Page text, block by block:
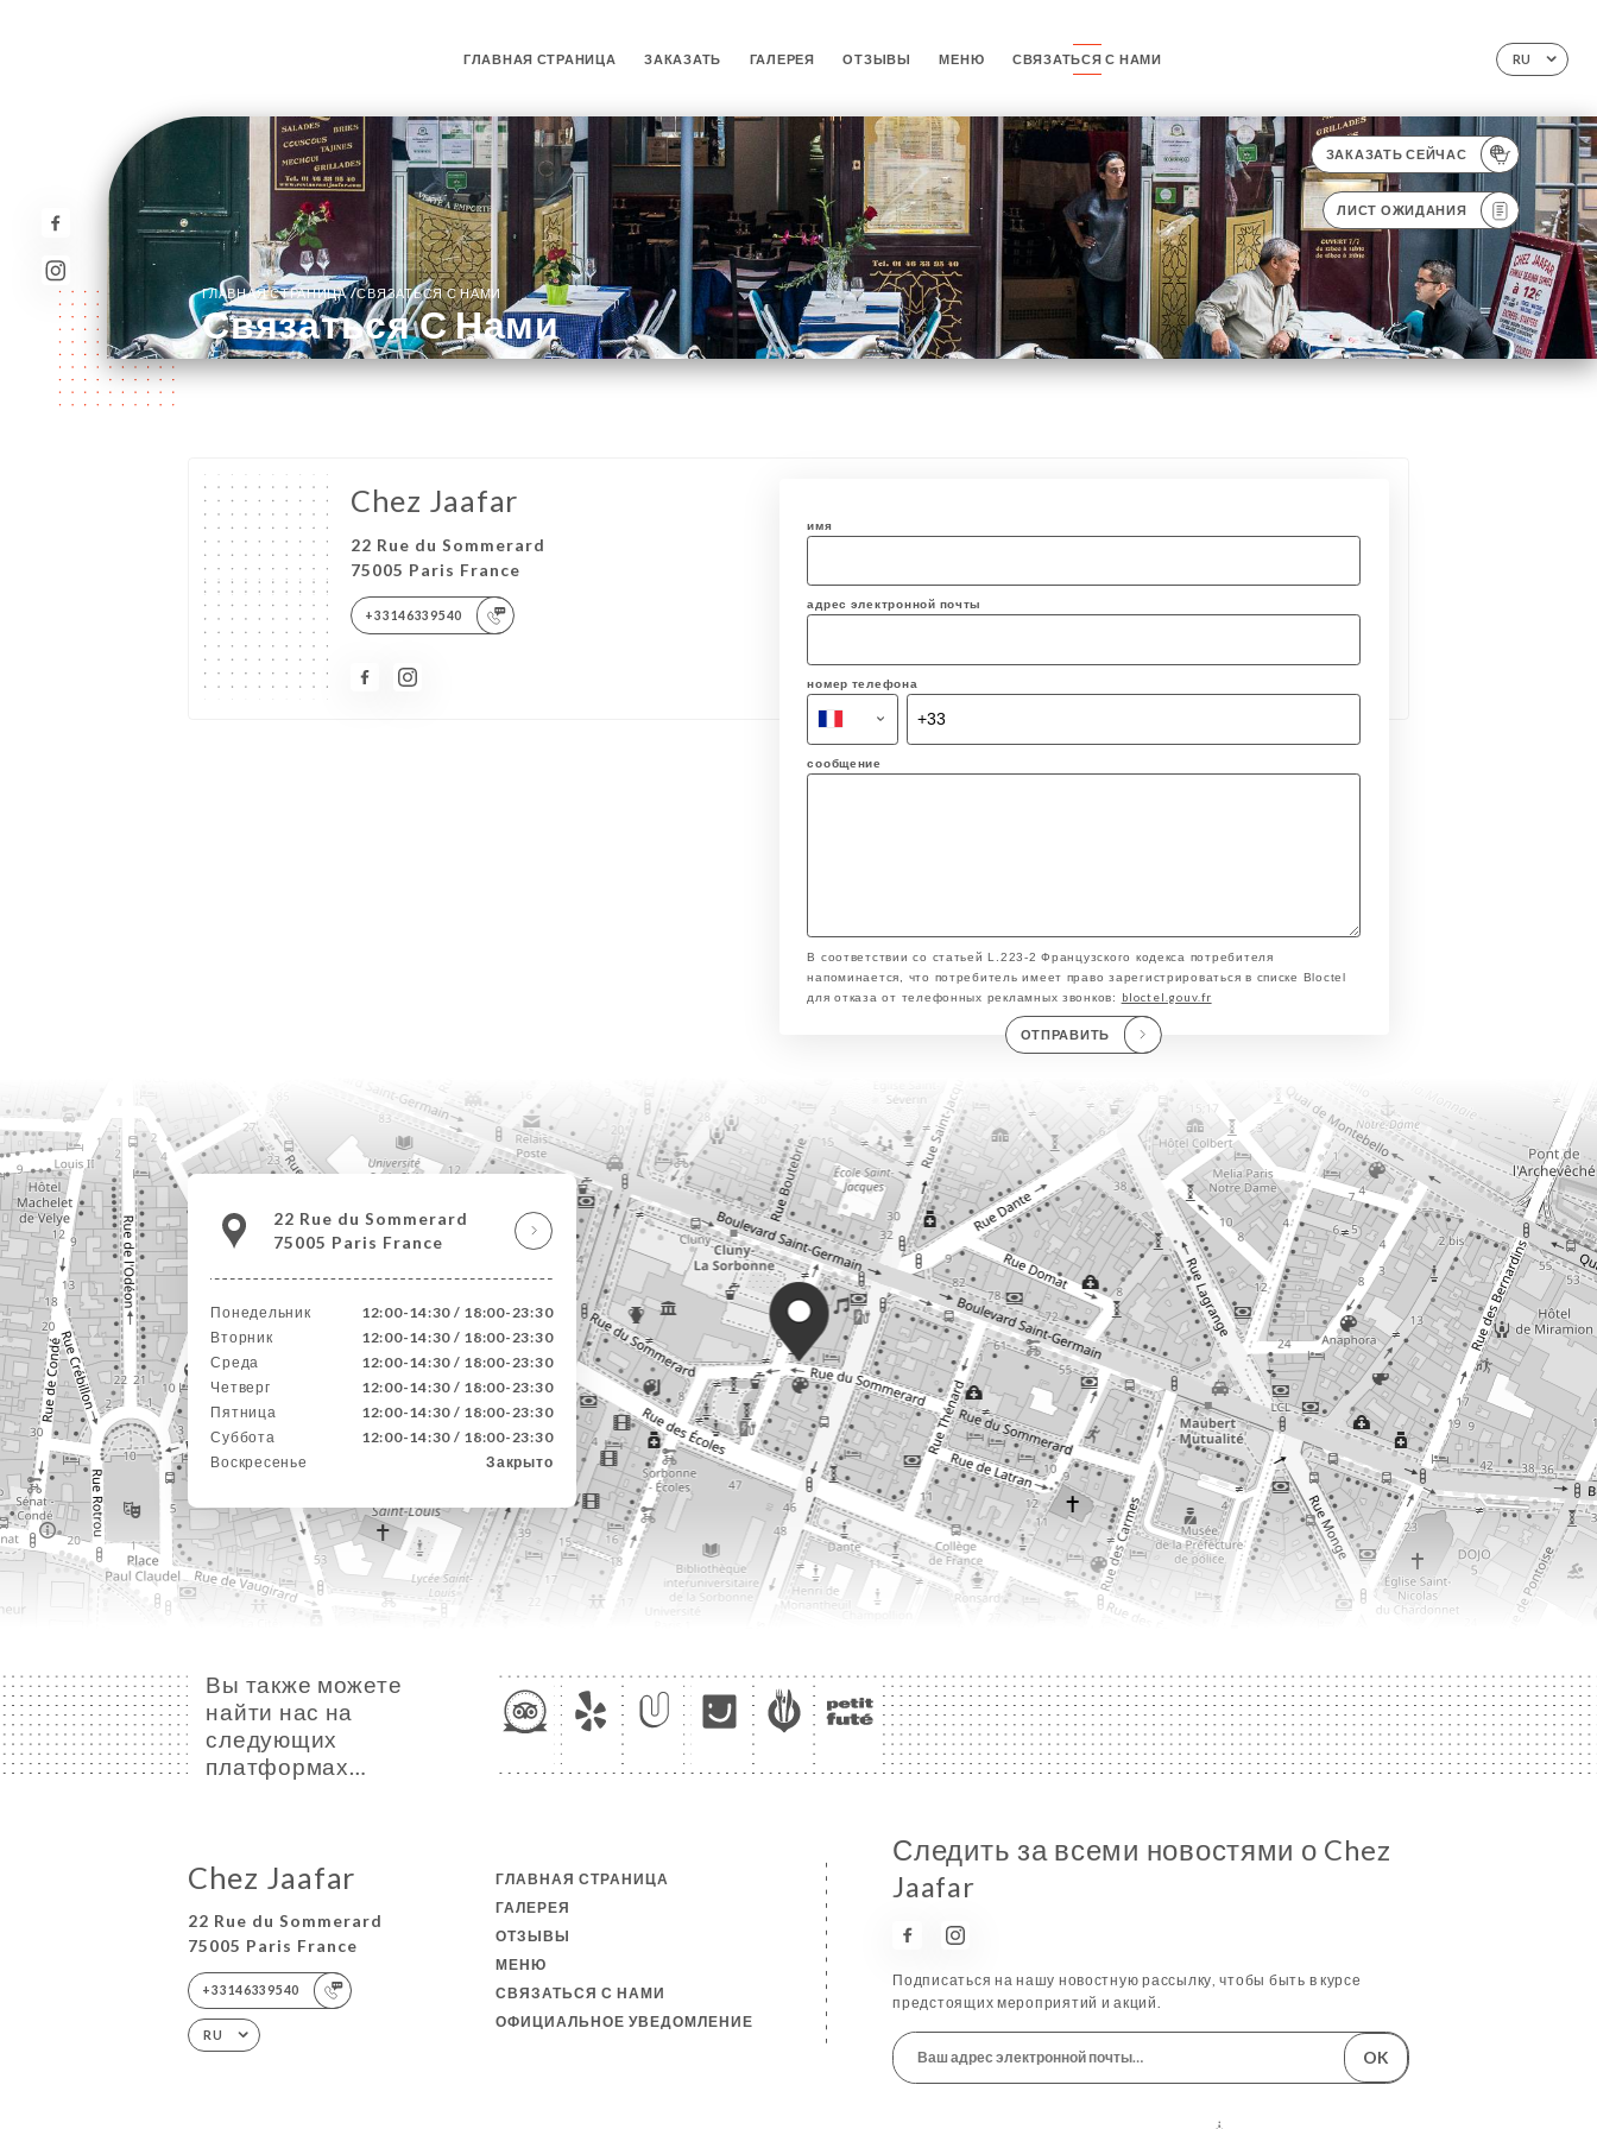
RU
ГЛАВНАЯ СТРАНИЦА ЗАКАЗАТЬ ГАЛЕРЕЯ ОТЗЫВЫ МЕНЮ СВЯЗАТЬСЯ С НАМИ
ЗАКАЗАТЬ СЕЙЧАС
ЛИСТ ОЖИДАНИЯ
ГЛАВНАЯ СТРАНИЦА/СВЯЗАТЬСЯ С НАМИ
Связаться С Нами
Chez Jaafar
22 Rue du Sommerard
75005 Paris France
+33146339540
имя
адрес электронной почты
номер телефона
сообщение
В соответствии со статьей L.223-2 Французского кодекса потребителя
напоминается, что потребитель имеет право зарегистрироваться в списке Bloctel
для отказа от телефонных рекламных звонков:
bloctel.gouv.fr
ОТПРАВИТЬ
22 Rue du Sommerard
75005 Paris France
Понедельник
12:00-14:30 / 18:00-23:30
Вторник
12:00-14:30 / 18:00-23:30
Среда
12:00-14:30 / 18:00-23:30
Четверг
12:00-14:30 / 18:00-23:30
Пятница
12:00-14:30 / 18:00-23:30
Суббота
12:00-14:30 / 18:00-23:30
Воскресенье
Закрыто
Вы также можете
найти нас на
следующих
платформах…
Chez Jaafar
22 Rue du Sommerard
75005 Paris France
+33146339540
RU
ГЛАВНАЯ СТРАНИЦА
ГАЛЕРЕЯ
ОТЗЫВЫ
МЕНЮ
СВЯЗАТЬСЯ С НАМИ
ОФИЦИАЛЬНОЕ УВЕДОМЛЕНИЕ
Следить за всеми новостями о Chez
Jaafar
Подписаться на нашу новостную рассылку, чтобы быть в курсе
предстоящих мероприятий и акций.
OK